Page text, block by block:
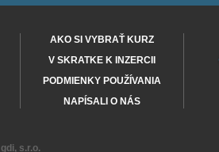
AKO SI VYBRAŤ KURZ
V SKRATKE K INZERCII
PODMIENKY POUŽÍVANIA
NAPÍSALI O NÁS
gdi, s.r.o.